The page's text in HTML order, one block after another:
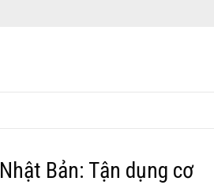
Bản: Tận dụng cơ